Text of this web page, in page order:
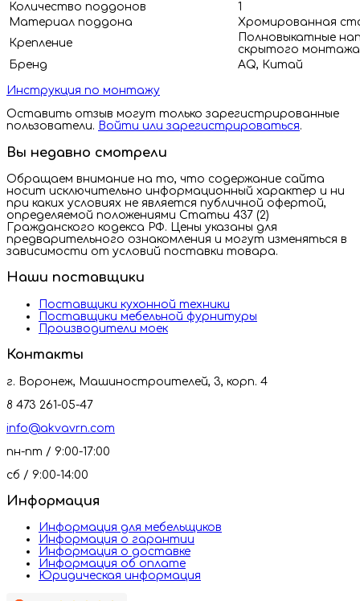
Количество поддонов
1
Материал поддона
Хромированная
Крепление
Полновыкатные
скрытого монтажа
Бренд
AQ, Китай
Инструкция по монтажу
Оставить отзыв могут только зарегистрированные
пользователи. Войти или зарегистрироваться.
Вы недавно смотрели
Обращаем внимание на то, что содержание сайта
носит исключительно информационный характер и ни
при каких условиях не является публичной офертой,
определяемой положениями Статьи 437 (2)
Гражданского кодекса РФ. Цены указаны для
предварительного ознакомления и могут изменяться в
зависимости от условий поставки товара.
Наши поставщики
Поставщики кухонной техники
Поставщики мебельной фурнитуры
Производители моек
Контакты
г. Воронеж, Машиностроителей, 3, корп. 4
8 473 261-05-47
info@akvavrn.com
пн-пт / 9:00-17:00
сб / 9:00-14:00
Информация
Информация для мебельщиков
Информация о гарантии
Информация о доставке
Информация об оплате
Юридическая информация